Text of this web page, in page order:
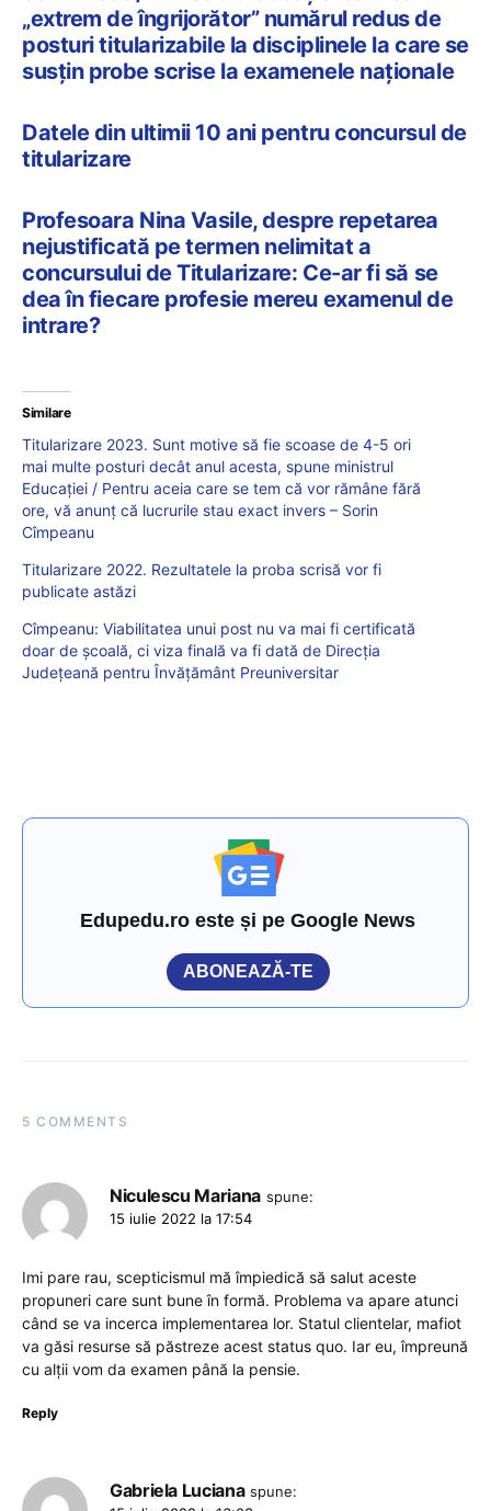
„extrem de îngrijorător” numărul redus de
posturi titularizabile la disciplinele la care se
susțin probe scrise la examenele naționale
Datele din ultimii 10 ani pentru concursul de
titularizare
Profesoara Nina Vasile, despre repetarea
nejustificată pe termen nelimitat a
concursului de Titularizare: Ce-ar fi să se
dea în fiecare profesie mereu examenul de
intrare?
Similare
Titularizare 2023. Sunt motive să fie scoase de 4-5 ori
mai multe posturi decât anul acesta, spune ministrul
Educației / Pentru aceia care se tem că vor rămâne fără
ore, vă anunț că lucrurile stau exact invers – Sorin
Cîmpeanu
Titularizare 2022. Rezultatele la proba scrisă vor fi
publicate astăzi
Cîmpeanu: Viabilitatea unui post nu va mai fi certificată
doar de școală, ci viza finală va fi dată de Direcția
Județeană pentru Învățământ Preuniversitar
Edupedu.ro este și pe Google News
ABONEAZĂ-TE
5 COMMENTS
Niculescu Mariana spune:
15 iulie 2022 la 17:54
Imi pare rau, scepticismul mă împiedică să salut aceste
propuneri care sunt bune în formă. Problema va apare atunci
când se va incerca implementarea lor. Statul clientelar, mafiot
va găsi resurse să păstreze acest status quo. Iar eu, împreună
cu alții vom da examen până la pensie.
Reply
Gabriela Luciana spune: